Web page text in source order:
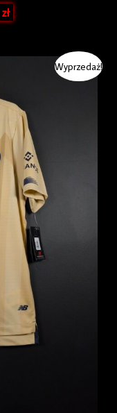
zł
Wyprzedaż!
249.99 zł.